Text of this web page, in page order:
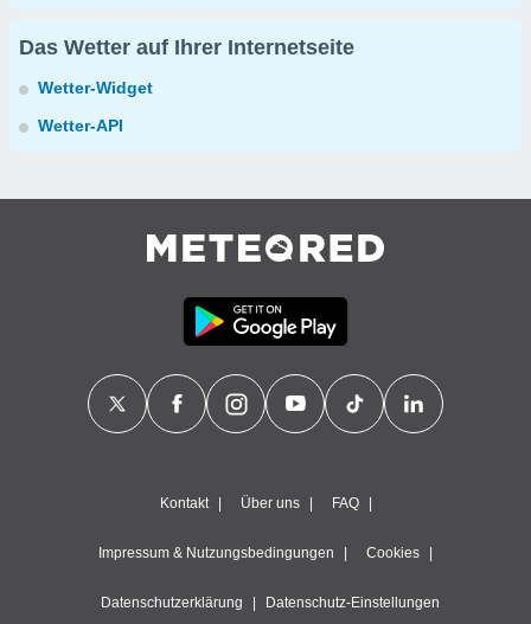
Das Wetter auf Ihrer Internetseite
Wetter-Widget
Wetter-API
Kontakt Über uns FAQ
Impressum & Nutzungsbedingungen Cookies
Datenschutzerklärung Datenschutz-Einstellungen